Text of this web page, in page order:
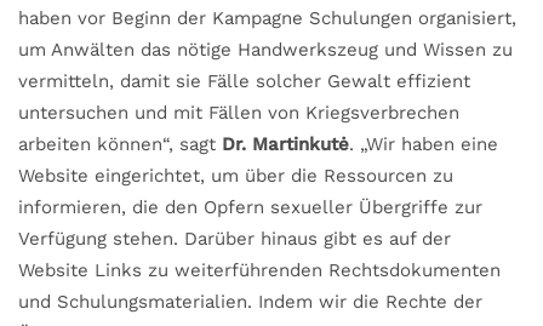
haben vor Beginn der Kampagne Schulungen organisiert,
um Anwälten das nötige Handwerkszeug und Wissen zu
vermitteln, damit sie Fälle solcher Gewalt effizient
untersuchen und mit Fällen von Kriegsverbrechen
arbeiten können“, sagt Dr. Martinkutė. „Wir haben eine
Website eingerichtet, um über die Ressourcen zu
informieren, die den Opfern sexueller Übergriffe zur
Verfügung stehen. Darüber hinaus gibt es auf der
Website Links zu weiterführenden Rechtsdokumenten
und Schulungsmaterialien. Indem wir die Rechte der